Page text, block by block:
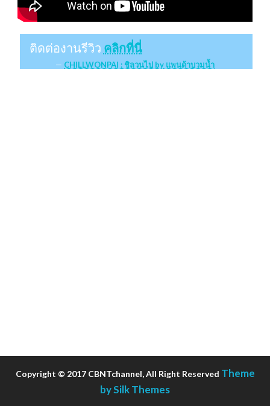
ติดต่องานรีวิว คลิกที่นี่
CHILLWONPAI : ชิลวนไป by แพนด้าบวมน้ำ
Copyright © 2017 CBNTchannel, All Right Reserved Theme
by Silk Themes